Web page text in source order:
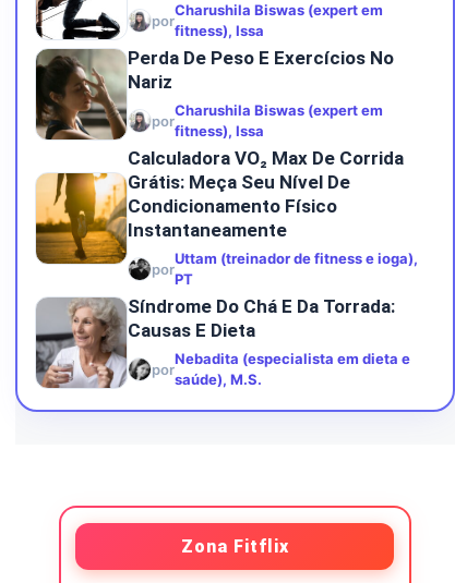
por
Charushila Biswas (expert em
fitness), Issa
Perda De Peso E Exercícios No
Nariz
por
Charushila Biswas (expert em
fitness), Issa
Calculadora VO₂ Max De Corrida
Grátis: Meça Seu Nível De
Condicionamento Físico
Instantaneamente
por
Uttam (treinador de fitness e ioga),
PT
Síndrome Do Chá E Da Torrada:
Causas E Dieta
por
Nebadita (especialista em dieta e
saúde), M.S.
Zona Fitflix